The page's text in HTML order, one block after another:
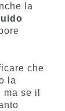
la
che
la
se il